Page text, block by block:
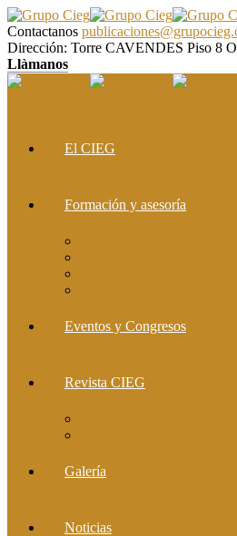
Contactanos
Dirección: Torre CAVENDES Piso 8
Llàmanos
El CIEG
Formación y asesoría
Eventos y Congresos
Revista CIEG
Galería
Noticias